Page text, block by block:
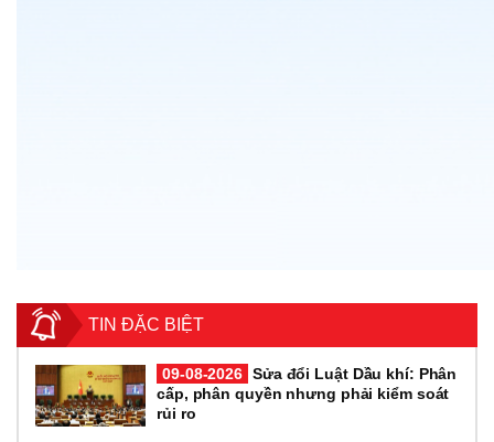
TIN ĐẶC BIỆT
09-08-2026 Sửa đổi Luật Dầu khí: Phân
cấp, phân quyền nhưng phải kiểm soát
rủi ro